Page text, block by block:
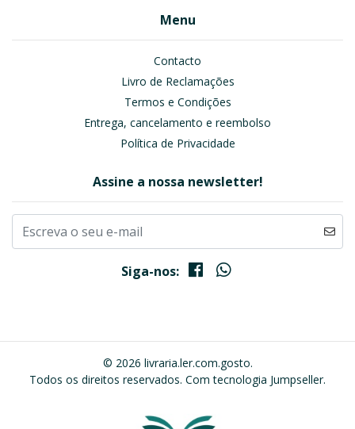
Menu
Contacto
Livro de Reclamações
Termos e Condições
Entrega, cancelamento e reembolso
Política de Privacidade
Assine a nossa newsletter!
Siga-nos:
© 2026 livraria.ler.com.gosto.
Todos os direitos reservados. Com tecnologia Jumpseller.